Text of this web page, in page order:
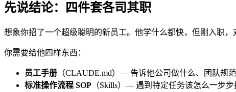
先说结论：四件套各司其职
想象你招了一个超级聪明的新员工。他学什么都快，但刚入职，
你需要给他四样东西：
员工手册 （CLAUDE.md）— 告诉他公司做什么、团队规
标准操作流程 SOP （Skills）— 遇到特定任务该怎么一步步